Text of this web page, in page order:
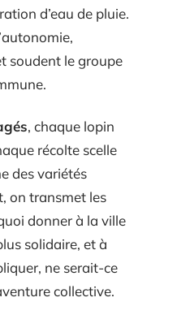
d’eau de pluie.
soudent le groupe
, chaque lopin
récolte scelle
des variétés
on transmet les
donner à la ville
solidaire, et à
ne serait-ce
collective.